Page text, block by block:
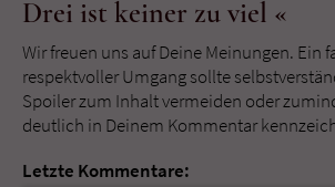
Drei ist keiner zu viel «
Wir freuen uns auf Deine Meinungen. Ein
respektvoller Umgang sollte
Spoiler zum Inhalt vermeiden oder
deutlich in Deinem Kommentar
Letzte Kommentare: